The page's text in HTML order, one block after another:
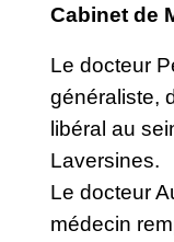
Cabinet de
Le docteur
généraliste,
libéral au
Laversines.
Le docteur
médecin